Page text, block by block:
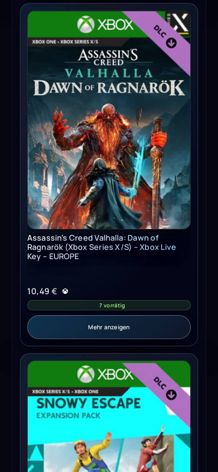
Assassin's Creed Valhalla: Dawn of Ragnarök (Xbox
Assassin’s Creed Valhalla: Dawn of
Ragnarök (Xbox Series X/S) – Xbox Live
Key – EUROPE
10,49 €
7 vorrätig
Mehr anzeigen
The Sims 4 Snowy Escape Pack (Xbox One, Series X/S) -